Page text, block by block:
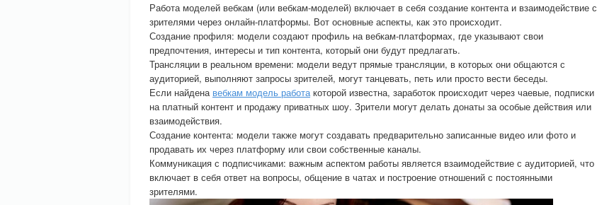
Работа моделей вебкам (или вебкам-моделей) включает в себя создание контента и взаимодействие с
зрителями через онлайн-платформы. Вот основные аспекты, как это происходит.
Создание профиля: модели создают профиль на вебкам-платформах, где указывают свои
предпочтения, интересы и тип контента, который они будут предлагать.
Трансляции в реальном времени: модели ведут прямые трансляции, в которых они общаются с
аудиторией, выполняют запросы зрителей, могут танцевать, петь или просто вести беседы.
Если найдена вебкам модель работакоторой известна, заработок происходит через чаевые, подписки
на платный контент и продажу приватных шоу. Зрители могут делать донаты за особые действия или
взаимодействия.
Создание контента: модели также могут создавать предварительно записанные видео или фото и
продавать их через платформу или свои собственные каналы.
Коммуникация с подписчиками: важным аспектом работы является взаимодействие с аудиторией, что
включает в себя ответ на вопросы, общение в чатах и построение отношений с постоянными
зрителями.